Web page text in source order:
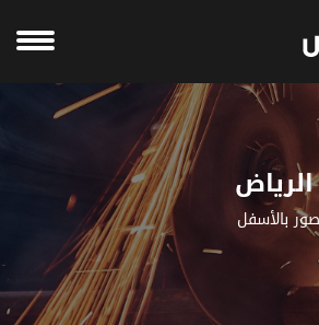
بالأسفل